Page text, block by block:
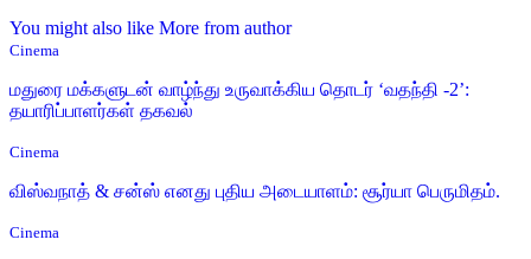
You might also like More from author
Cinema
மதுரை மக்களுடன் வாழ்ந்து உருவாக்கிய தொடர் ‘வதந்தி -2’:
தயாரிப்பாளர்கள் தகவல்
Cinema
விஸ்வநாத் & சன்ஸ் எனது புதிய அடையாளம்: சூர்யா பெருமிதம்.
Cinema